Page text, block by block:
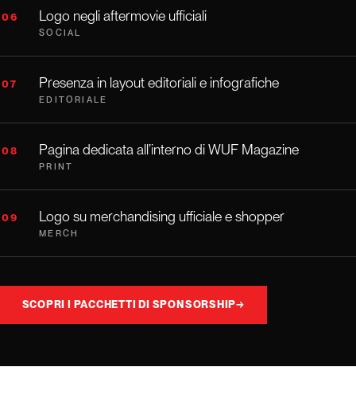
06 Logo negli aftermovie ufficiali
SOCIAL
07 Presenza in layout editoriali e infografiche
EDITORIALE
08 Pagina dedicata all’interno di WUF Magazine
PRINT
09 Logo su merchandising ufficiale e shopper
MERCH
SCOPRI I PACCHETTI DI SPONSORSHIP→